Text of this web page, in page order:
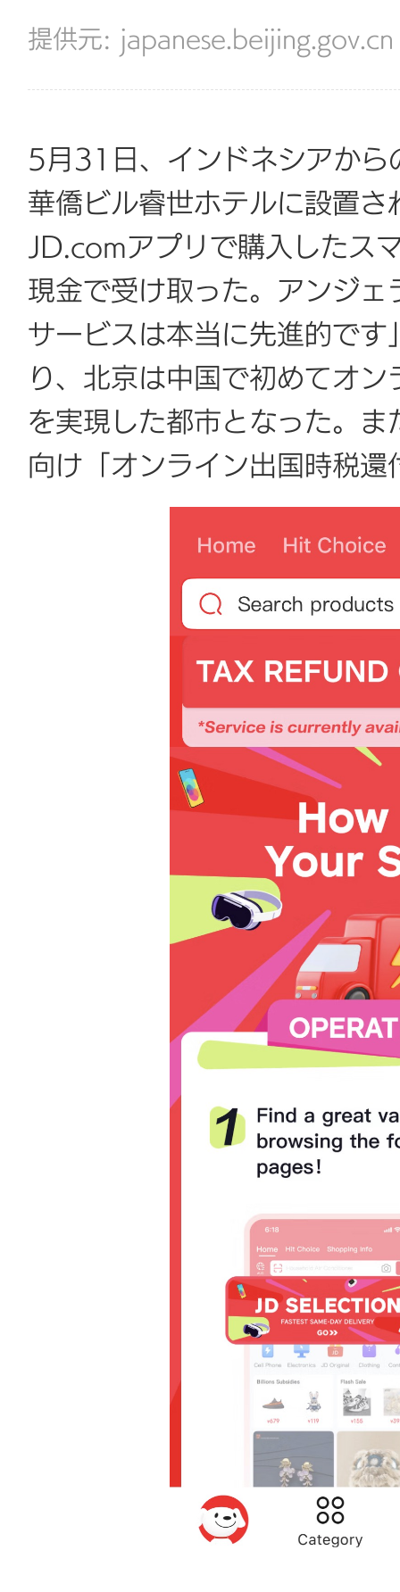
japanese.beijing.gov.cn
5月31日、インドネシアから
華僑ビル睿世ホテルに設置
JD.comアプリで購入したス
現金で受け取った。アンジ
サービスは本当に先進的で
り、北京は中国で初めてオ
を実現した都市となった。
向け「オンライン出国時税